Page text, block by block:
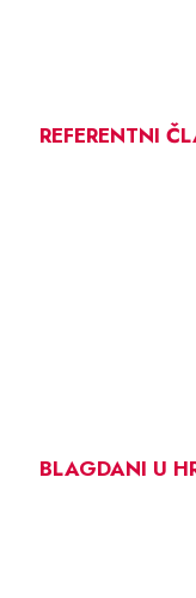
REFERENTNI
BLAGDANI U